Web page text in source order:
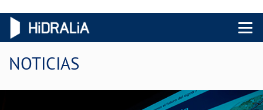
Menu
NOTICIAS